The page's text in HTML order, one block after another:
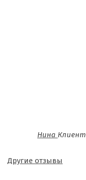
Нина Клиент
Другие отзывы